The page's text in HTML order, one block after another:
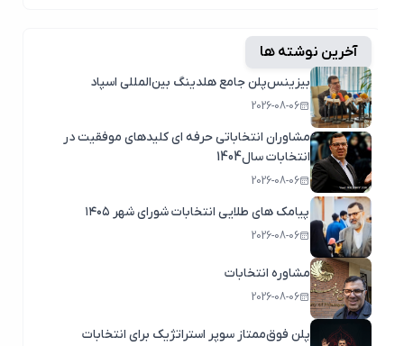
آخرین نوشته ها
بیزینس‌پلن جامع هلدینگ بین‌المللی اسپاد
2026-08-06
مشاوران انتخاباتی حرفه ای کلیدهای موفقیت در
انتخابات سال1404
2026-08-06
پیامک های طلایی انتخابات شورای شهر ۱۴۰۵
2026-08-06
مشاوره انتخابات
2026-08-06
پلن فوق‌ممتاز سوپر استراتژیک برای انتخابات